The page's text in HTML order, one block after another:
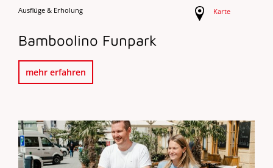
Ausflüge & Erholung Karte
Bamboolino Funpark
mehr erfahren